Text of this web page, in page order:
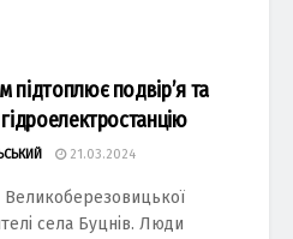
подвір’я та
21.03.2024
села Буцнів. Люди